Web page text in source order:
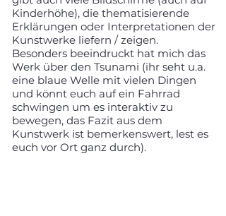
Kinderhöhe), die thematisierende
Erklärungen oder Interpretationen der
Kunstwerke liefern / zeigen.
Besonders beeindruckt hat mich das
Werk über den Tsunami (ihr seht u.a.
eine blaue Welle mit vielen Dingen
und könnt euch auf ein Fahrrad
schwingen um es interaktiv zu
bewegen, das Fazit aus dem
Kunstwerk ist bemerkenswert, lest es
euch vor Ort ganz durch).